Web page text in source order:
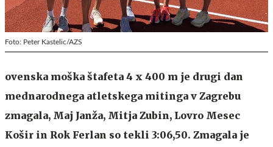
Foto: Peter Kastelic/AZS
ovenska moška štafeta 4 x 400 m je drugi dan
mednarodnega atletskega mitinga v Zagrebu
zmagala, Maj Janža, Mitja Zubin, Lovro Mesec
Košir in Rok Ferlan so tekli 3:06,50. Zmagala je